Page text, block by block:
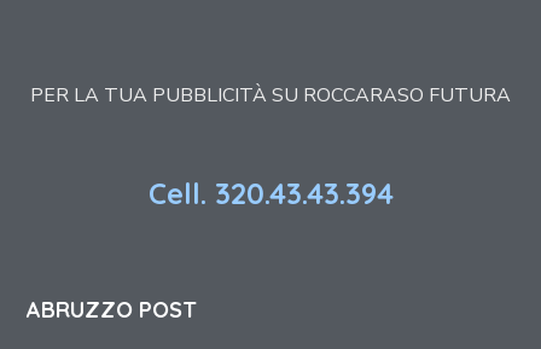
PER LA TUA PUBBLICITÀ SU ROCCARASO FUTURA
Cell. 320.43.43.394
ABRUZZO POST